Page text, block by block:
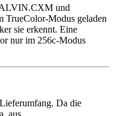
und
Modus geladen
sie erkennt. Eine
nur im 256c-Modus
Da die
aus